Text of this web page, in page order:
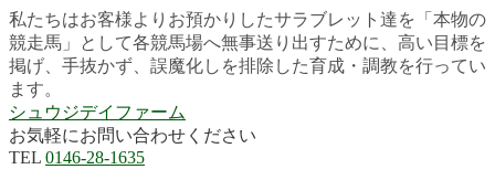
私たちはお客様よりお預かりしたサラブレット達を「本物の
競走馬」として各競馬場へ無事送り出すために、高い目標を
掲げ、手抜かず、誤魔化しを排除した育成・調教を行ってい
ます。
シュウジデイファーム
お気軽にお問い合わせください
TEL 0146-28-1635